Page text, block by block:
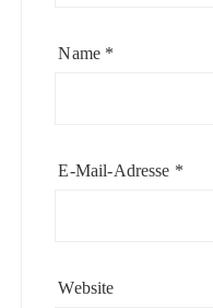
Name *
E-Mail-Adresse *
Website